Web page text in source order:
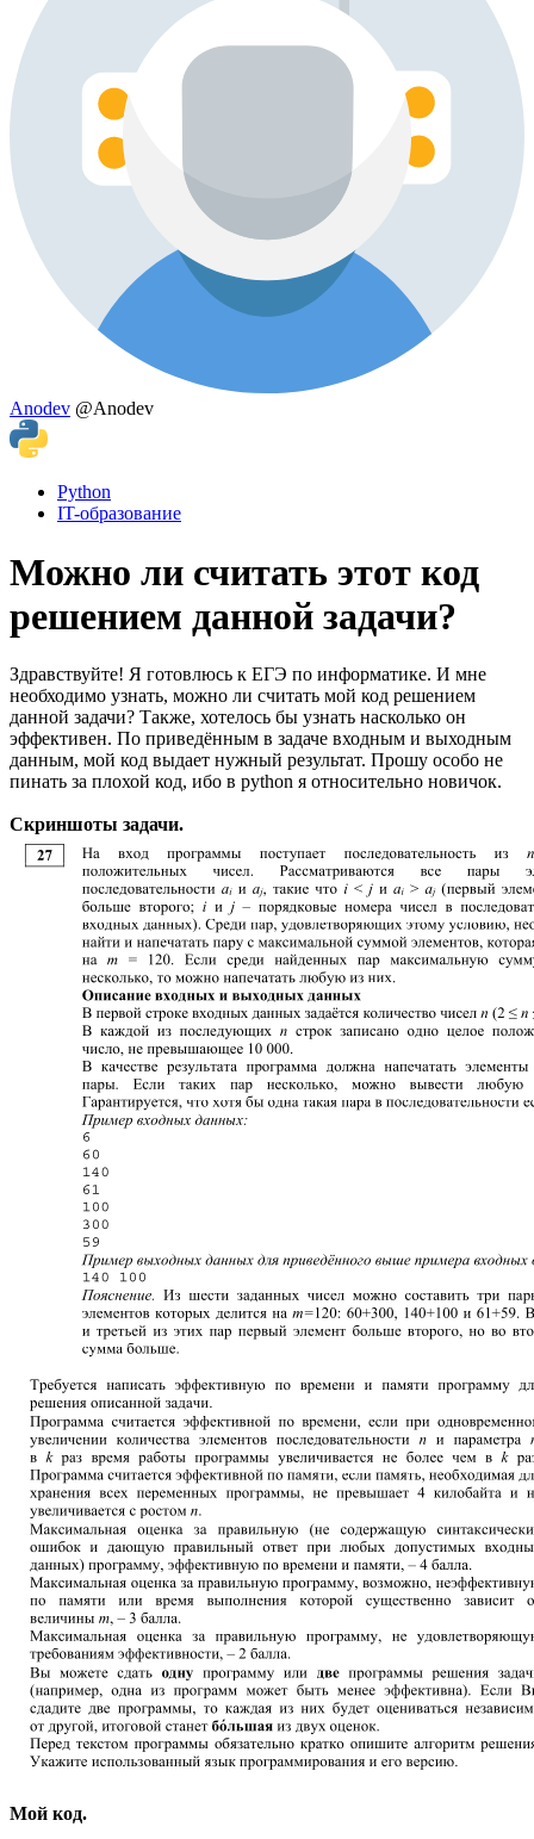
Anodev @Anodev
Python
IT-образование
Можно ли считать этот код
решением данной задачи?
Здравствуйте! Я готовлюсь к ЕГЭ по информатике. И мне
необходимо узнать, можно ли считать мой код решением
данной задачи? Также, хотелось бы узнать насколько он
эффективен. По приведённым в задаче входным и выходным
данным, мой код выдает нужный результат. Прошу особо не
пинать за плохой код, ибо в python я относительно новичок.
Скриншоты задачи.
Мой код.